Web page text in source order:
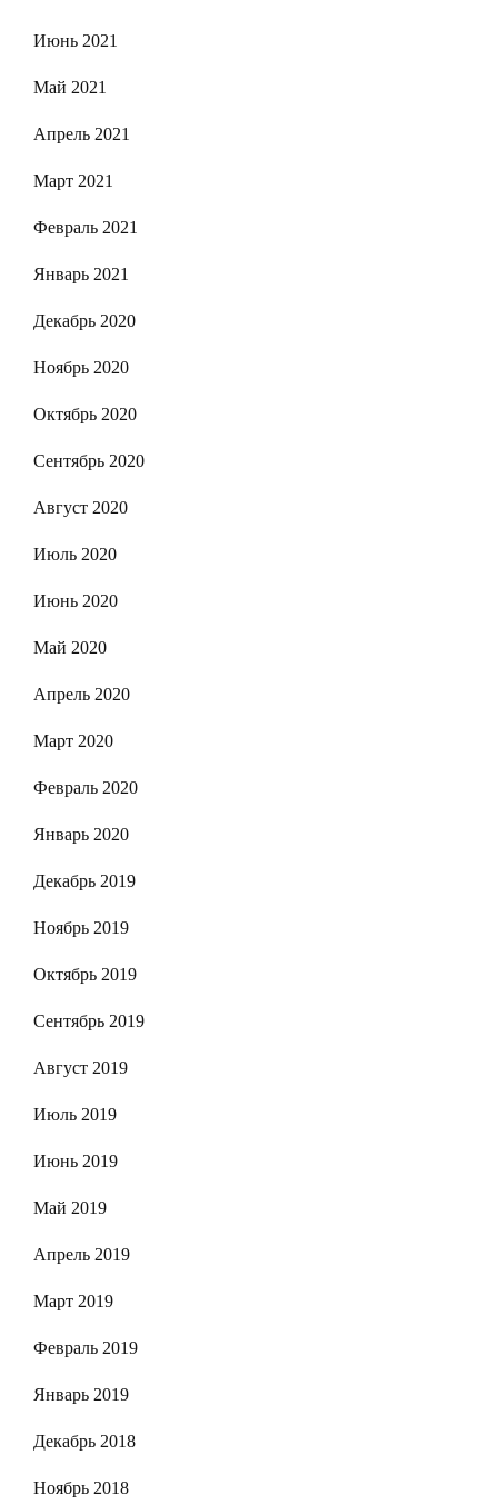
Июнь 2021
Май 2021
Апрель 2021
Март 2021
Февраль 2021
Январь 2021
Декабрь 2020
Ноябрь 2020
Октябрь 2020
Сентябрь 2020
Август 2020
Июль 2020
Июнь 2020
Май 2020
Апрель 2020
Март 2020
Февраль 2020
Январь 2020
Декабрь 2019
Ноябрь 2019
Октябрь 2019
Сентябрь 2019
Август 2019
Июль 2019
Июнь 2019
Май 2019
Апрель 2019
Март 2019
Февраль 2019
Январь 2019
Декабрь 2018
Ноябрь 2018